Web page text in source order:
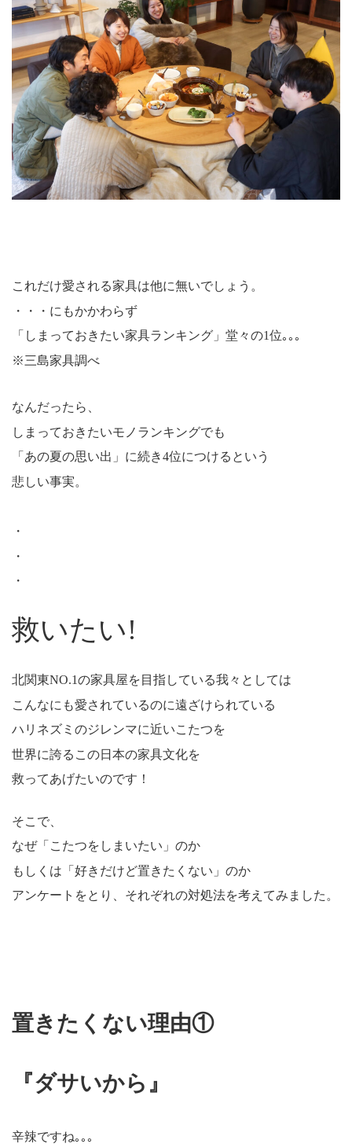
これだけ愛される家具は他に無いでしょう。
・・・にもかかわらず
「しまっておきたい家具ランキング」堂々の1位｡｡｡
※三島家具調べ
なんだったら、
しまっておきたいモノランキングでも
「あの夏の思い出」に続き4位につけるという
悲しい事実。
・
・
・
救いたい!
北関東NO.1の家具屋を目指している我々としては
こんなにも愛されているのに遠ざけられている
ハリネズミのジレンマに近いこたつを
世界に誇るこの日本の家具文化を
救ってあげたいのです！
そこで、
なぜ「こたつをしまいたい」のか
もしくは「好きだけど置きたくない」のか
アンケートをとり、それぞれの対処法を考えてみました。
置きたくない理由①
『ダサいから』
辛辣ですね｡｡｡